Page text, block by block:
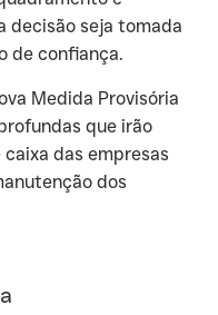
decisão seja tomada
de confiança.
Medida Provisória
que irão
das empresas
dos